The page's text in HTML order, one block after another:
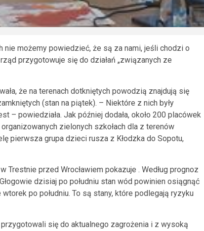
możemy powiedzieć, że są za nami, jeśli chodzi o
przygotowuje się do działań „związanych ze
że na terenach dotkniętych powodzią znajdują się
(stan na piątek). – Niektóre z nich były
– powiedziała. Jak później dodała, około 200 placówek
zielonych szkołach dla z terenów
pierwsza grupa dzieci rusza z Kłodzka do Sopotu,
przed Wrocławiem pokazuje . Według prognoz
dzisiaj po południu stan wód powinien osiągnąć
po południu. To są stany, które podlegają ryzyku
się do aktualnego zagrożenia i z wysoką